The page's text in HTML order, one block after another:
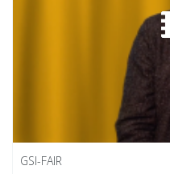
GSI-FAIR